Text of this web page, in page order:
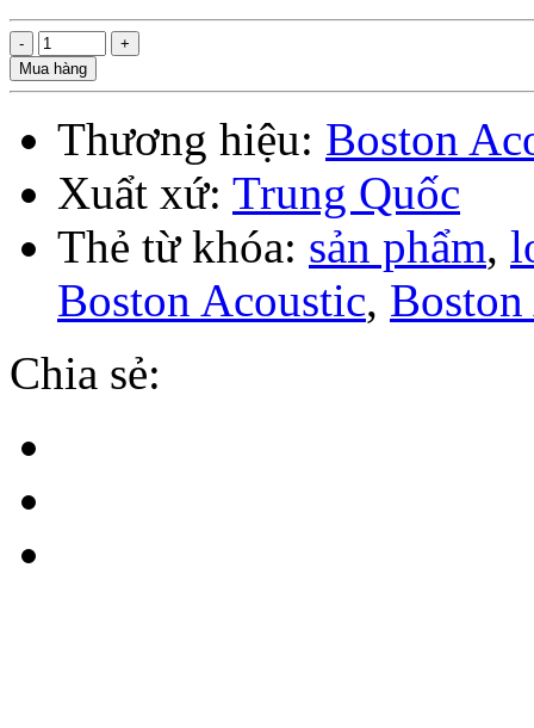
Mua hàng
Thương hiệu: Boston
Xuẩt xứ: Trung Quốc
Thẻ từ khóa: sản phẩm,
Boston Acoustic,
Chia sẻ: